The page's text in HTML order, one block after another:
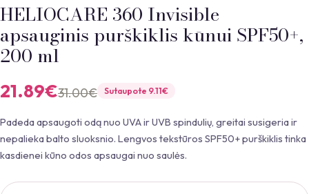
HELIOCARE 360 Invisible
apsauginis purškiklis kūnui SPF50+,
200 ml
31.00€
21.89€ Sutaupote 9.11€
Padeda apsaugoti odą nuo UVA ir UVB spindulių, greitai susigeria ir
nepalieka balto sluoksnio. Lengvos tekstūros SPF50+ purškiklis tinka
kasdienei kūno odos apsaugai nuo saulės.